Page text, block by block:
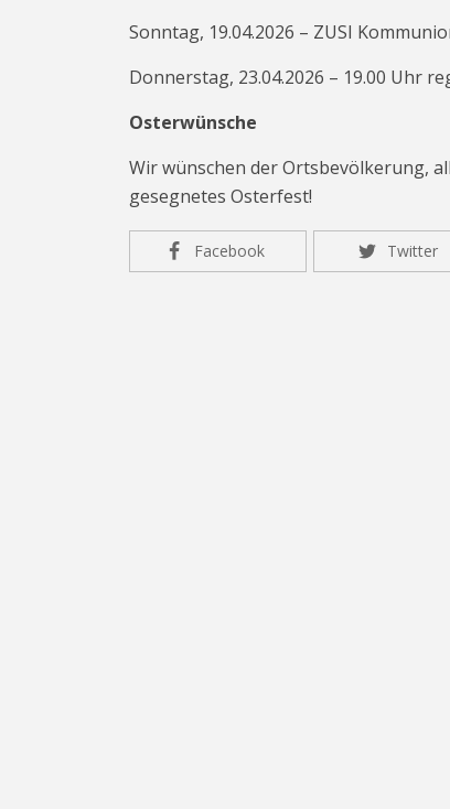
Sonntag, 19.04.2026 – ZUSI
Donnerstag, 23.04.2026 – 19.00 Uhr
Osterwünsche
Wir wünschen der Ortsbevölkerung,
gesegnetes Osterfest!
Facebook Twitter